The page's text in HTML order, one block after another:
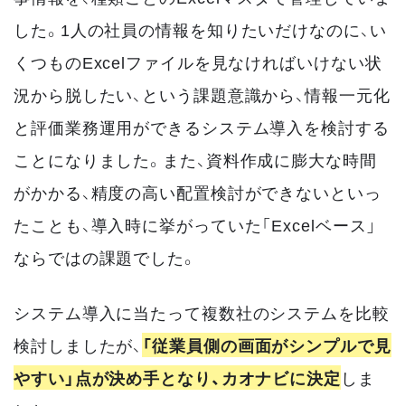
した。1人の社員の情報を知りたいだけなのに、い
くつものExcelファイルを見なければいけない状
況から脱したい、という課題意識から、情報一元化
と評価業務運用ができるシステム導入を検討する
ことになりました。また、資料作成に膨大な時間
がかかる、精度の高い配置検討ができないといっ
たことも、導入時に挙がっていた「Excelベース」
ならではの課題でした。
システム導入に当たって複数社のシステムを比較
検討しましたが、 「従業員側の画面がシンプルで見
やすい」点が決め手となり、カオナビに決定 しま